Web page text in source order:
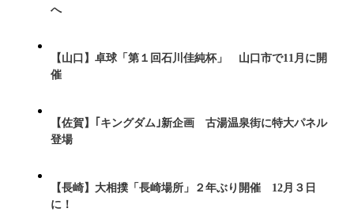
へ
【山口】卓球「第１回石川佳純杯」 山口市で11月に開
催
【佐賀】｢キングダム｣新企画 古湯温泉街に特大パネル
登場
【長崎】大相撲「長崎場所」２年ぶり開催 12月３日
に！